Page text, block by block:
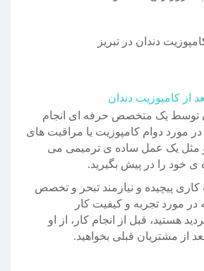
از کامپوزیت دندان
توسط یک متخصص حرفه ای انجام
در مورد دوام کامپوزیت یا مراقبت های
مثل یک عمل ساده ی ترمیمی می
ی خود را در پیش بگیرید.
پیچیده و نیازمند تبحر و تخصص
مورد تجربه و کیفیت کار
هستید، قبل از انجام کار، از او
از مشتریان قبلی بخواهید.